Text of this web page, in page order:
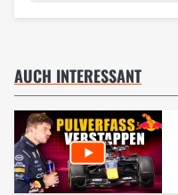
AUCH INTERESSANT